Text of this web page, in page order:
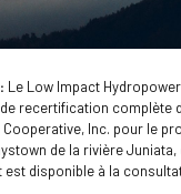
Le Low Impact
recertification complète
Cooperative, Inc. pour le
de la rivière Juniata,
disponible à la